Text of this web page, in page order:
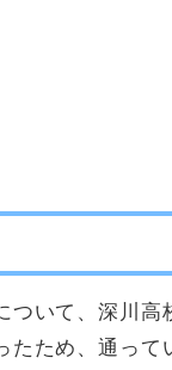
ついて、深川高
たため、通って